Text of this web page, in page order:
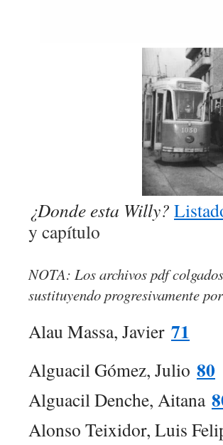
¿Donde esta Willy? L
y capítulo
NOTA: Los archivos pdf
sustituyendo progresivamente
Alau Massa, Javier 71
Alguacil Gómez, Julio 80
Alguacil Denche, Aitana
Alonso Teixidor, Luis